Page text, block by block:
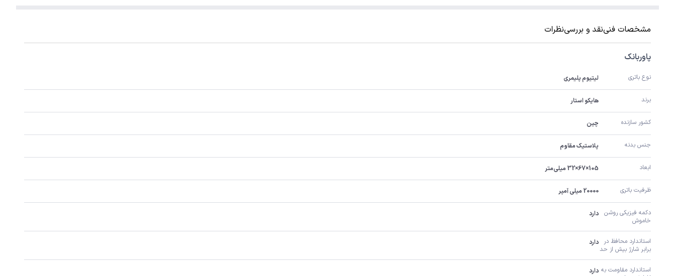
مشخصات فنینقد و بررسینظرات
پاوربانک
نوع باتری لیتیوم پلیمری
برند هایکو استار
کشور سازنده چین
جنس بدنه پلاستیک مقاوم
ابعاد 105×67×32 میلی‌متر
ظرفیت باتری 20000 میلی آمپر
خاموش
دارد
برابر شارژ بیش از حد
دارد
دارد